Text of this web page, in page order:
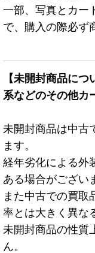
一部、写真とカー
で、購入の際必ず
【未開封商品に
系などのその他カ
未開封商品は中古
ます。
経年劣化による外
ある場合がござい
また中古での買取
率とは大きく異な
未開封商品の性質
ん。